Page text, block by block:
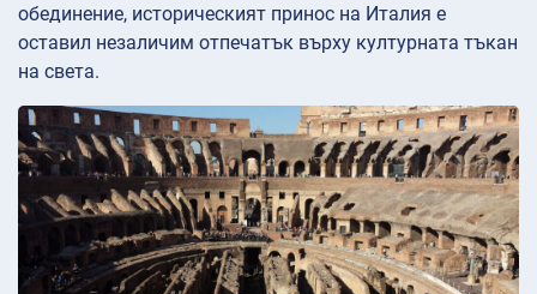
обединение, историческият принос на Италия е
оставил незаличим отпечатък върху културната тъкан
на света.